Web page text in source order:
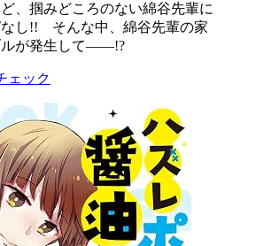
、掴みどころのない綿谷先輩に
し!! そんな中、綿谷先輩の家
ルが発生して――!?
ェック